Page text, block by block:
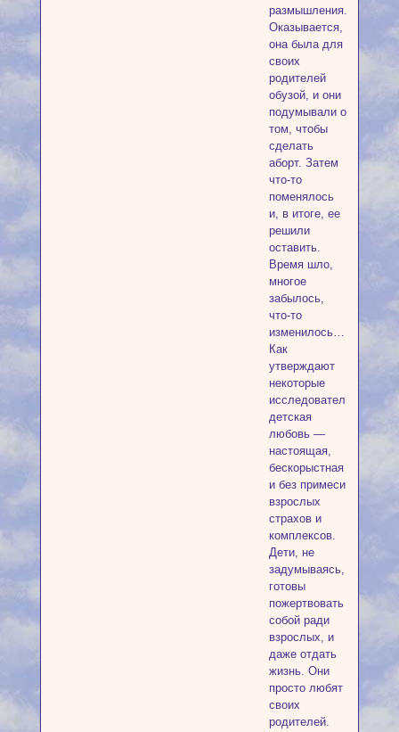
размышления.
Оказывается,
она была для
своих
родителей
обузой, и они
подумывали о
том, чтобы
сделать
аборт. Затем
что-то
поменялось
и, в итоге, ее
решили
оставить.
Время шло,
многое
забылось,
что-то
изменилось…
Как
утверждают
некоторые
исследователи,
детская
любовь —
настоящая,
бескорыстная
и без примеси
взрослых
страхов и
комплексов.
Дети, не
задумываясь,
готовы
пожертвовать
собой ради
взрослых, и
даже отдать
жизнь. Они
просто любят
своих
родителей.